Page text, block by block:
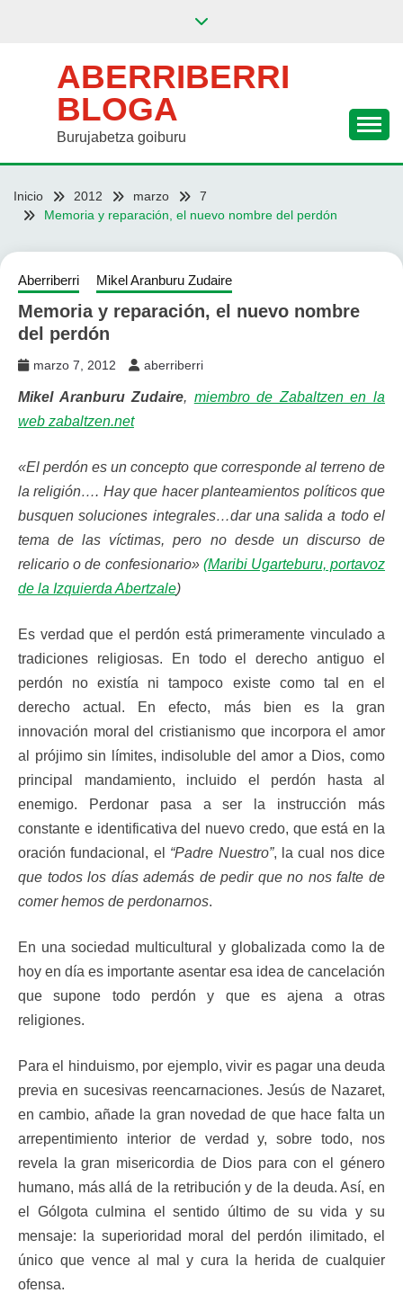
ABERRIBERRI
BLOGA
Burujabetza goiburu
Inicio 2012 marzo
7
Memoria y reparación, el nuevo nombre del perdón
Aberriberri Mikel Aranburu Zudaire
Memoria y reparación, el nuevo nombre
del perdón
marzo 7, 2012 aberriberri
Mikel Aranburu Zudaire, miembro de Zabaltzen en la
web zabaltzen.net
«El perdón es un concepto que corresponde al terreno de
la religión…. Hay que hacer planteamientos políticos que
busquen soluciones integrales…dar una salida a todo el
tema de las víctimas, pero no desde un discurso de
relicario o de confesionario» (Maribi Ugarteburu, portavoz
de la Izquierda Abertzale)
Es verdad que el perdón está primeramente vinculado a
tradiciones religiosas. En todo el derecho antiguo el
perdón no existía ni tampoco existe como tal en el
derecho actual. En efecto, más bien es la gran
innovación moral del cristianismo que incorpora el amor
al prójimo sin límites, indisoluble del amor a Dios, como
principal mandamiento, incluido el perdón hasta al
enemigo. Perdonar pasa a ser la instrucción más
constante e identificativa del nuevo credo, que está en la
oración fundacional, el “Padre Nuestro”, la cual nos dice
que todos los días además de pedir que no nos falte de
comer hemos de perdonarnos.
En una sociedad multicultural y globalizada como la de
hoy en día es importante asentar esa idea de cancelación
que supone todo perdón y que es ajena a otras
religiones.
Para el hinduismo, por ejemplo, vivir es pagar una deuda
previa en sucesivas reencarnaciones. Jesús de Nazaret,
en cambio, añade la gran novedad de que hace falta un
arrepentimiento interior de verdad y, sobre todo, nos
revela la gran misericordia de Dios para con el género
humano, más allá de la retribución y de la deuda. Así, en
el Gólgota culmina el sentido último de su vida y su
mensaje: la superioridad moral del perdón ilimitado, el
único que vence al mal y cura la herida de cualquier
ofensa.